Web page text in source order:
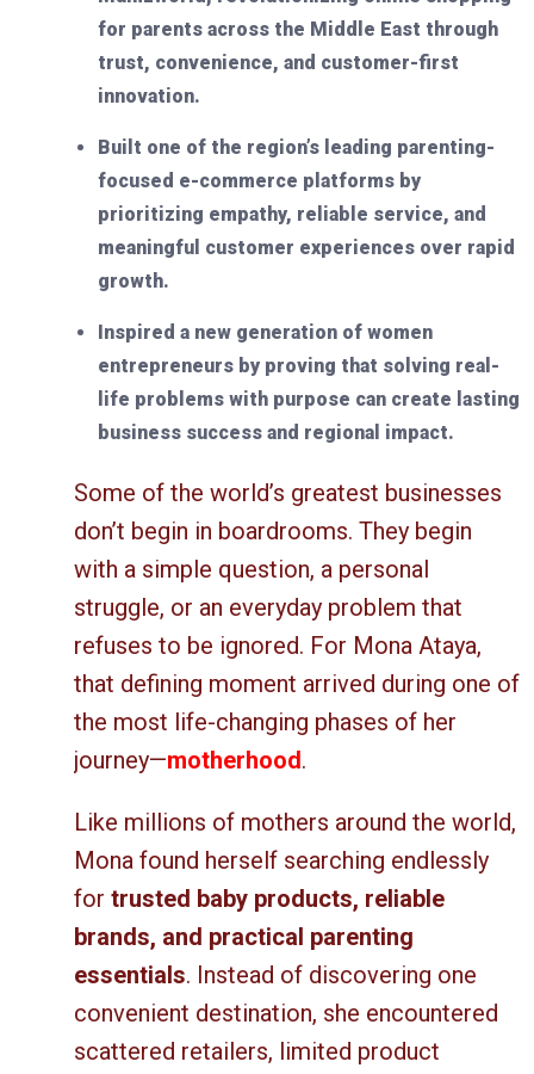
for parents across the Middle East through
trust, convenience, and customer-first
innovation.
Built one of the region’s leading parenting-
focused e-commerce platforms by
prioritizing empathy, reliable service, and
meaningful customer experiences over rapid
growth.
Inspired a new generation of women
entrepreneurs by proving that solving real-
life problems with purpose can create lasting
business success and regional impact.
Some of the world’s greatest businesses
don’t begin in boardrooms. They begin
with a simple question, a personal
struggle, or an everyday problem that
refuses to be ignored. For Mona Ataya,
that defining moment arrived during one of
the most life-changing phases of her
journey—motherhood.
Like millions of mothers around the world,
Mona found herself searching endlessly
for trusted baby products, reliable
brands, and practical parenting
essentials. Instead of discovering one
convenient destination, she encountered
scattered retailers, limited product